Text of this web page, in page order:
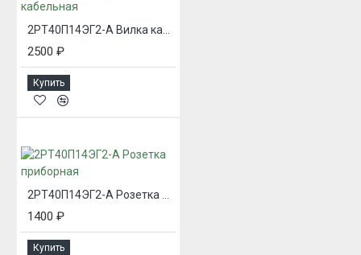
2РТ40П14ЭГ2-А Вилка кабельная
2500 ₽
Купить
1400 ₽
Купить